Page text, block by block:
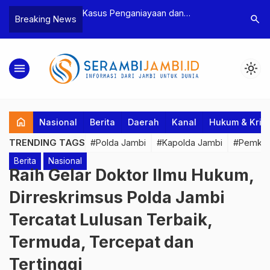
Breaking News
Ketua BPD, Polres
Dua Tersangka
Polres Tebo Ungkap Kasus
Dua Pelaku Pengeroyokan di Sumay
search
menu light_mode
home Nasional Berita Daerah Kanal Hukum &
TRENDING TAGS #Polda Jambi #Kapolda Jambi
Berita Nasional
Raih Gelar Doktor Ilmu Hukum,
Dirreskrimsus Polda Jambi
Tercatat Lulusan Terbaik,
Termuda, Tercepat dan
Tertinggi